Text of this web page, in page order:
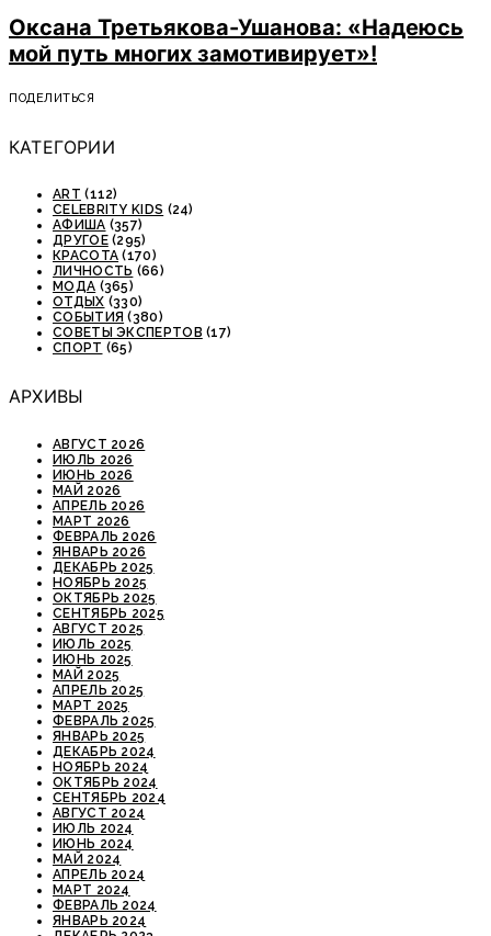
Оксана Третьякова-Ушанова: «Надеюсь
мой путь многих замотивирует»!
ПОДЕЛИТЬСЯ
КАТЕГОРИИ
ART (112)
CELEBRITY KIDS (24)
АФИША (357)
ДРУГОЕ(295)
КРАСОТА (170)
ЛИЧНОСТЬ (66)
МОДА (365)
ОТДЫХ (330)
СОБЫТИЯ (380)
СОВЕТЫ ЭКСПЕРТОВ (17)
СПОРТ (65)
АРХИВЫ
АВГУСТ 2026
ИЮЛЬ 2026
ИЮНЬ 2026
МАЙ 2026
АПРЕЛЬ 2026
МАРТ 2026
ФЕВРАЛЬ 2026
ЯНВАРЬ 2026
ДЕКАБРЬ 2025
НОЯБРЬ 2025
ОКТЯБРЬ 2025
СЕНТЯБРЬ 2025
АВГУСТ 2025
ИЮЛЬ 2025
ИЮНЬ 2025
МАЙ 2025
АПРЕЛЬ 2025
МАРТ 2025
ФЕВРАЛЬ 2025
ЯНВАРЬ 2025
ДЕКАБРЬ 2024
НОЯБРЬ 2024
ОКТЯБРЬ 2024
СЕНТЯБРЬ 2024
АВГУСТ 2024
ИЮЛЬ 2024
ИЮНЬ 2024
МАЙ 2024
АПРЕЛЬ 2024
МАРТ 2024
ФЕВРАЛЬ 2024
ЯНВАРЬ 2024